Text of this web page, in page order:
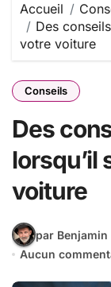
Accueil
Des
votre voiture
Conseils
Des
lorsqu’il
voiture
par Benjamin
Aucun